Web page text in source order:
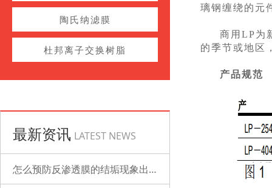
陶氏纳滤膜
杜邦离子交换树脂
最新资讯 LATEST NEWS
怎么预防反渗透膜的结垢现象出现？
璃钢缠绕的元
商用LP为
的季节或地区
产品规范